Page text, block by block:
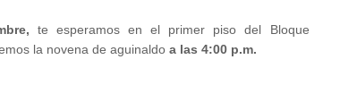
te esperamos en el primer piso del Bloque
la novena de aguinaldo a las 4:00 p.m.